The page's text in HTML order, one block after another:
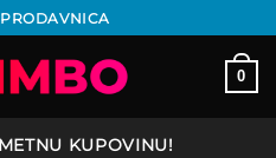
0
KUPOVINU!